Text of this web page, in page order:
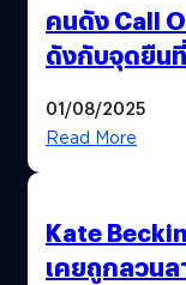
คนดัง Call
ดังกับจุดยืน
01/08/2025
Read More
Kate
เคยถูกลวนล